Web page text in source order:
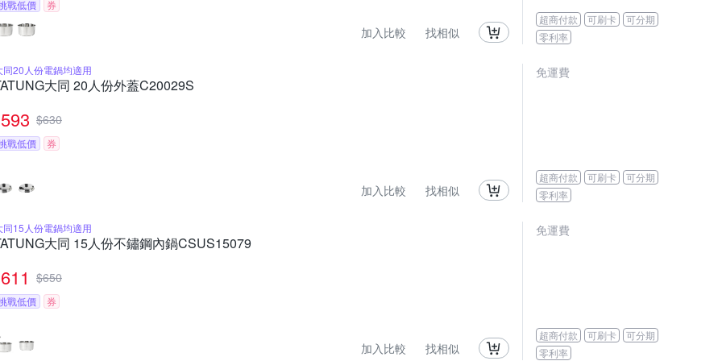
戰低價 券
加入比較 找相似
超商付款 可刷卡
可分期
零利率
同20人份電鍋均適用
大同 20人份外蓋C20029S
593 $630
戰低價 券
加入比較 找相似
免運費
超商付款 可刷卡
可分期
零利率
同15人份電鍋均適用
大同 15人份不鏽鋼內鍋CSUS15079
611 $650
戰低價 券
加入比較 找相似
免運費
超商付款 可刷卡
可分期
零利率